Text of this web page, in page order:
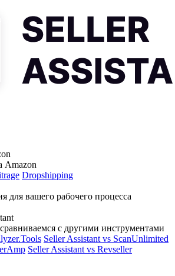
Amazon
Dropshipping
для вашего рабочего процесса
с другими инструментами
Seller Assistant vs ScanUnlimited
Seller Assistant vs Revseller